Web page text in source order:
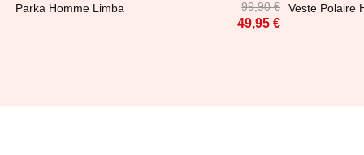
Parka Homme Limba 99,90 €
49,95 €
Veste Polaire